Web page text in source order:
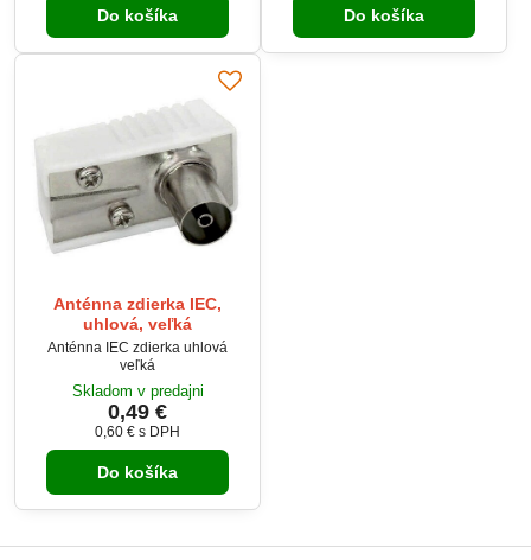
Do košíka Do košíka
Anténna zdierka IEC,
uhlová, veľká
Anténna IEC zdierka uhlová
veľká
Skladom v predajni
0,49 €
0,60 € s DPH
Do košíka